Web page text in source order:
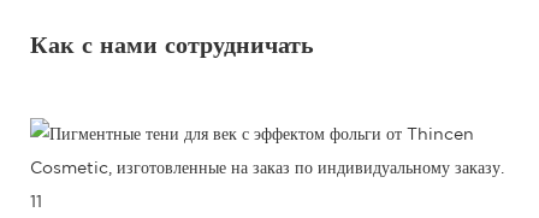
Как с нами сотрудничать